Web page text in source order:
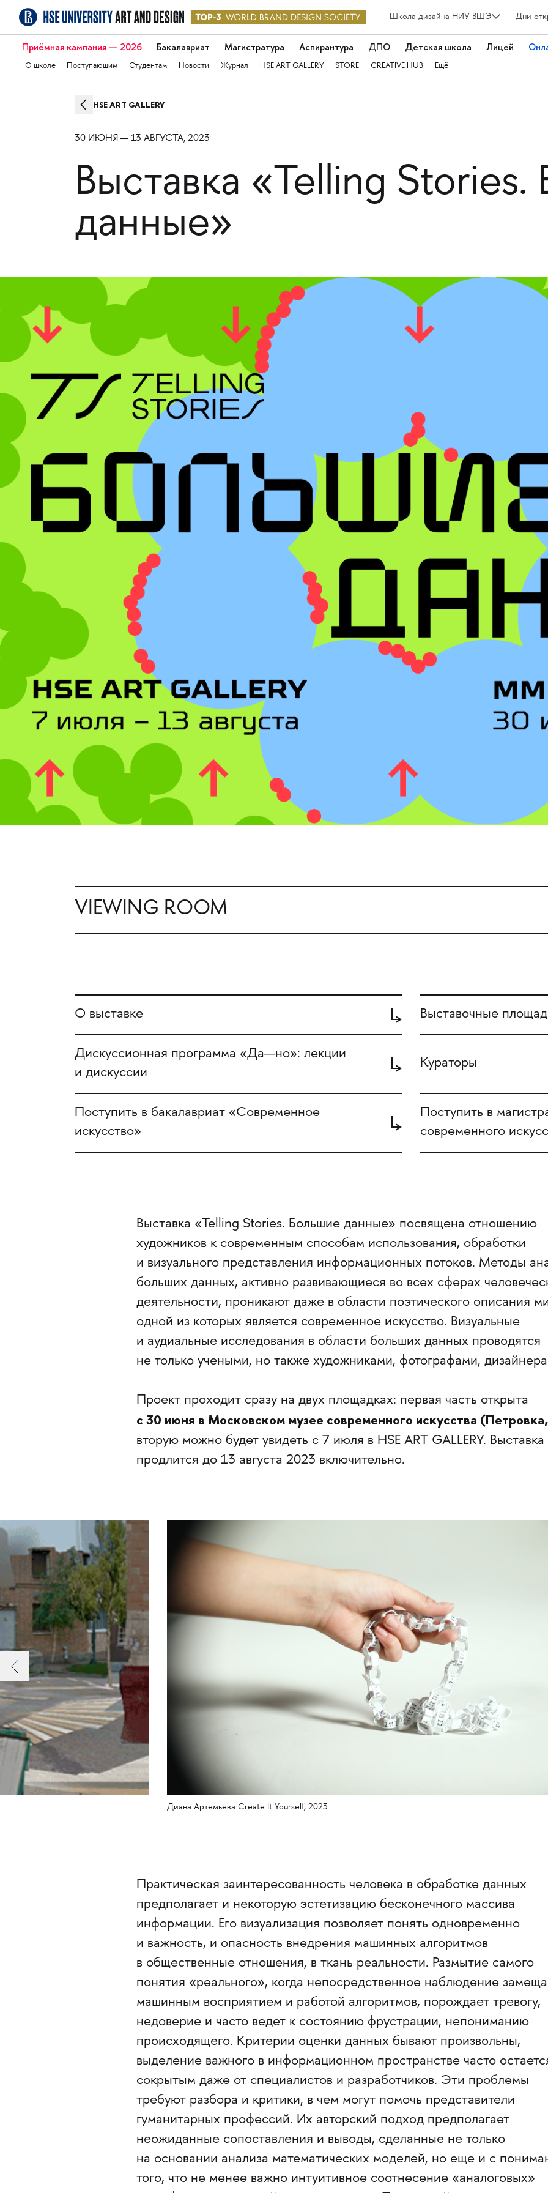
Школа дизайна НИУ ВШЭ Дни
Приёмная кампания — 2026 Бакалавриат Магистратура Аспирантура ДПО Детская школа Лицей
О школе Поступающим Студентам Новости Журнал HSE ART GALLERY STORE CREATIVE HUB Ещё
HSE ART GALLERY
30 ИЮНЯ — 13 АВГУСТА, 2023
Выставка «Telling Stories.
данные»
VIEWING ROOM
О выставке Выставочные
Дискуссионная программа «Да—но»: лекции
и дискуссии
Кураторы
Поступить в бакалавриат «Современное
искусство»
Поступить в
современного
Выставка «Telling Stories. Большие данные» посвящена отношению
художников к современным способам использования, обработки
и визуального представления информационных потоков. Методы
больших данных, активно развивающиеся во всех сферах
деятельности, проникают даже в области поэтического описания
одной из которых является современное искусство. Визуальные
и аудиальные исследования в области больших данных проводятся
не только учеными, но также художниками, фотографами,
Проект проходит сразу на двух площадках: первая часть открыта
с 30 июня в Московском музее современного искусства
вторую можно будет увидеть с 7 июля в HSE ART GALLERY. Выставка
продлится до 13 августа 2023 включительно.
Диана Артемьева Create It Yourself, 2023
Практическая заинтересованность человека в обработке данных
предполагает и некоторую эстетизацию бесконечного массива
информации. Его визуализация позволяет понять одновременно
и важность, и опасность внедрения машинных алгоритмов
в общественные отношения, в ткань реальности. Размытие самого
понятия «реального», когда непосредственное наблюдение
машинным восприятием и работой алгоритмов, порождает тревогу,
недоверие и часто ведет к состоянию фрустрации, непониманию
происходящего. Критерии оценки данных бывают произвольны,
выделение важного в информационном пространстве часто
сокрытым даже от специалистов и разработчиков. Эти проблемы
требуют разбора и критики, в чем могут помочь представители
гуманитарных профессий. Их авторский подход предполагает
неожиданные сопоставления и выводы, сделанные не только
на основании анализа математических моделей, но еще и с
того, что не менее важно интуитивное соотнесение «аналоговых»